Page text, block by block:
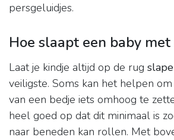
persgeluidjes.
Hoe slaapt een baby
Laat je kindje altijd op de rug
veiligste. Soms kan het helpen
van een bedje iets omhoog te
heel goed op dat dit minimaal is
naar beneden kan rollen. Met